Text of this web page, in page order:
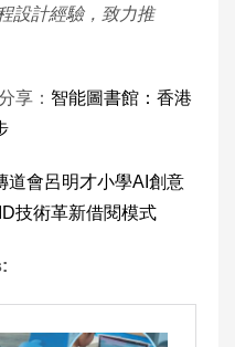
設計經驗，致力推
享： 智能圖書館：香港
道會呂明才小學AI創意
技術革新借閱模式